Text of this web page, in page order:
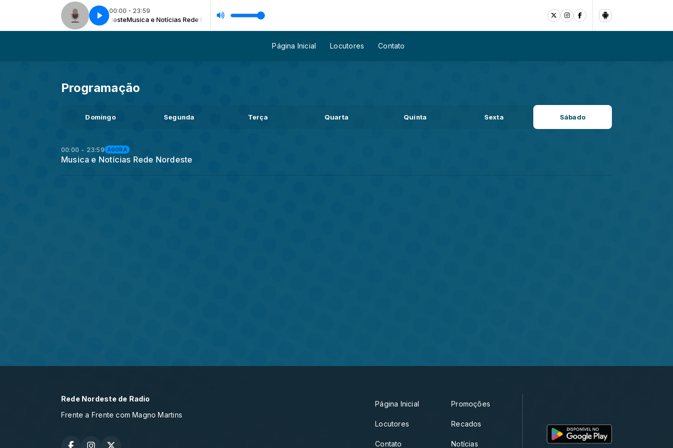
00:00 - 23:59
Musica e Notícias Rede NordesteMusica e Notícias Rede Nordeste
Página Inicial Locutores Contato
Programação
Domingo Segunda Terça Quarta Quinta Sexta Sábado
00:00 - 23:59 AGORA
Musica e Notícias Rede Nordeste
Rede Nordeste de Radio
Frente a Frente com Magno Martins
Página Inicial
Locutores
Contato
Promoções
Recados
Notícias